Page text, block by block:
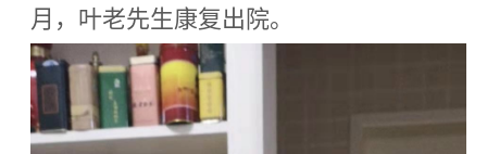
月，叶老先生康复出院。